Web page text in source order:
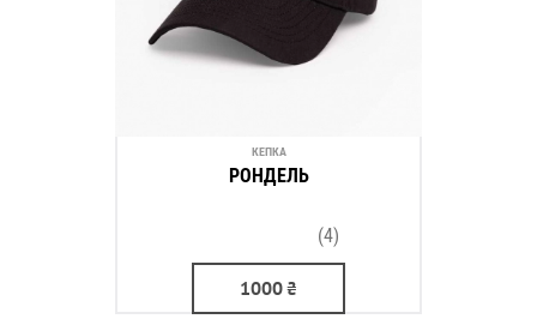
КЕПКА
РОНДЕЛЬ
(4)
1000₴